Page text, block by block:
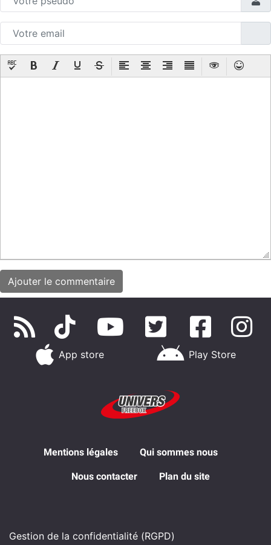
App store Play Store
Mentions légales Qui sommes nous
Nous contacter Plan du site
Gestion de la confidentialité (RGPD)